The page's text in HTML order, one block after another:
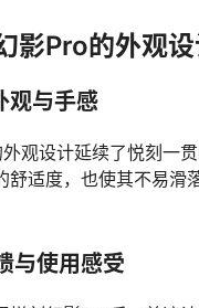
影Pro的外观
观与手感
观设计延续了悦刻一
舒适度，也使其不易滑
与使用感受